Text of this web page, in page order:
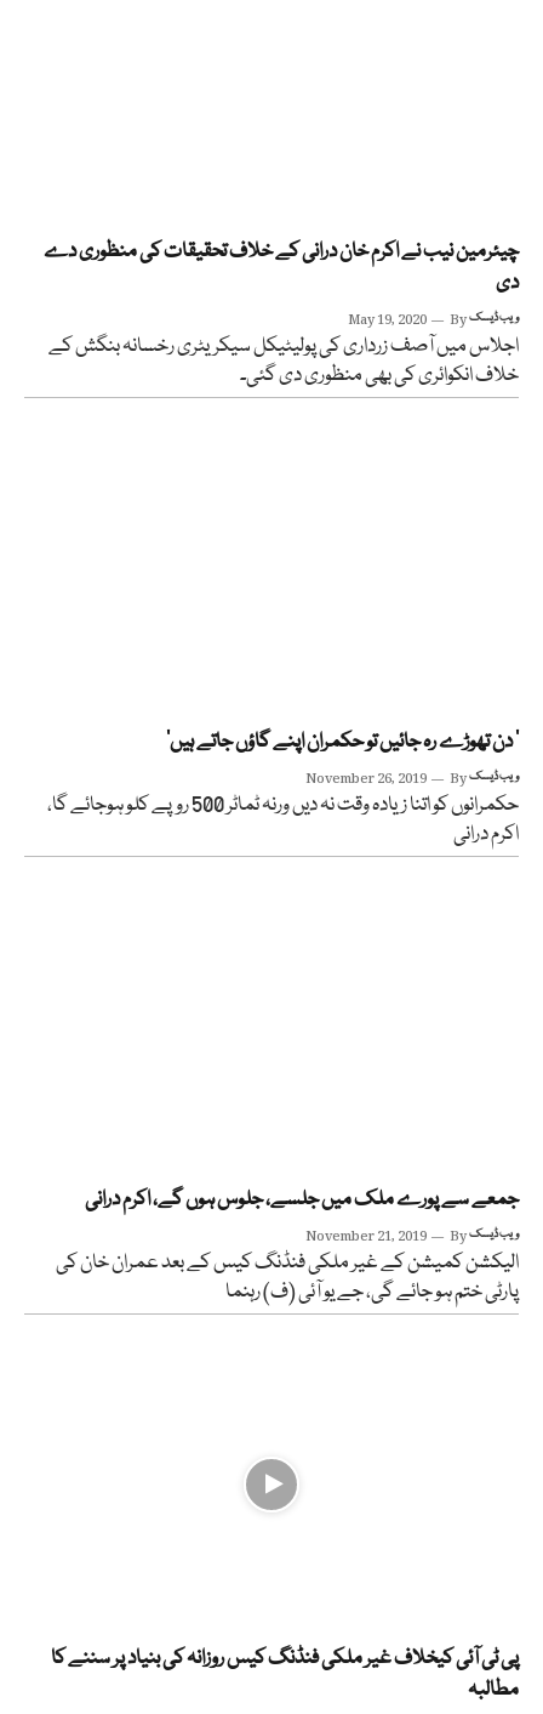
چیئرمین نیب نے اکرم خان درانی کے خلاف تحقیقات کی منظوری دے
دی
May 19, 2020 Byویب ڈیسک
اجلاس میں آصف زرداری کی پولیٹیکل سیکریٹری رخسانہ بنگش کے
خلاف انکوائری کی بھی منظوری دی گئی۔
’ دن تھوڑے رہ جائیں تو حکمران اپنے گاؤں جاتے ہیں‘
November 26, 2019 Byویب ڈیسک
حکمرانوں کو اتنا زیادہ وقت نہ دیں ورنہ ٹماٹر 500 روپے کلو ہوجائے گا،
اکرم درانی
جمعے سے پورے ملک میں جلسے، جلوس ہوں گے، اکرم درانی
November 21, 2019 Byویب ڈیسک
الیکشن کمیشن کے غیر ملکی فنڈنگ کیس کے بعد عمران خان کی
پارٹی ختم ہو جائے گی، جے یو آئی (ف) رہنما
پی ٹی آئی کیخلاف غیر ملکی فنڈنگ کیس روزانہ کی بنیاد پر سننے کا
مطالبہ